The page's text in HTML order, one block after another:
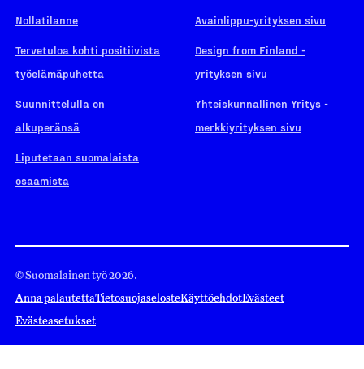
Nollatilanne
Tervetuloa kohti positiivista
työelämäpuhetta
Suunnittelulla on
alkuperänsä
Liputetaan suomalaista
osaamista
Avainlippu-yrityksen sivu
Design from Finland -
yrityksen sivu
Yhteiskunnallinen Yritys -
merkkiyrityksen sivu
© Suomalainen työ 2026.
Anna palautettaTietosuojaselosteKäyttöehdotEvästeet
Evästeasetukset